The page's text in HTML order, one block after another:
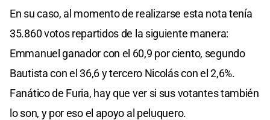
En su caso, al momento de realizarse esta nota tenía
35.860 votos repartidos de la siguiente manera:
Emmanuel ganador con el 60,9 por ciento, segundo
Bautista con el 36,6 y tercero Nicolás con el 2,6%.
Fanático de Furia, hay que ver si sus votantes también
lo son, y por eso el apoyo al peluquero.